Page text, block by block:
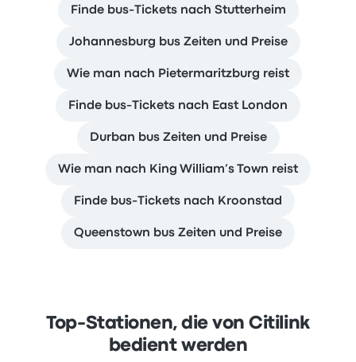
Finde bus-Tickets nach Stutterheim
Johannesburg bus Zeiten und Preise
Wie man nach Pietermaritzburg reist
Finde bus-Tickets nach East London
Durban bus Zeiten und Preise
Wie man nach King William’s Town reist
Finde bus-Tickets nach Kroonstad
Queenstown bus Zeiten und Preise
Top-Stationen, die von Citilink
bedient werden